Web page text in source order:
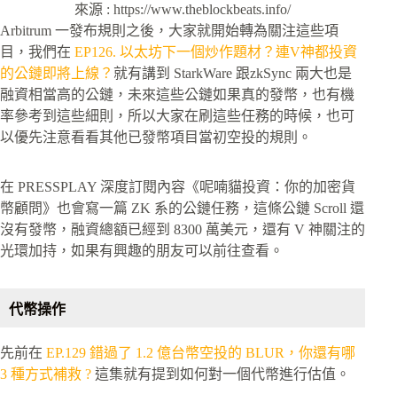
來源 : https://www.theblockbeats.info/
Arbitrum 一發布規則之後，大家就開始轉為關注這些項
目，我們在 EP126. 以太坊下一個炒作題材？連V神都投資
的公鏈即將上線？ 就有講到 StarkWare 跟zkSync 兩大也是
融資相當高的公鏈，未來這些公鏈如果真的發幣，也有機
率參考到這些細則，所以大家在刷這些任務的時候，也可
以優先注意看看其他已發幣項目當初空投的規則。
在 PRESSPLAY 深度訂閱內容《呢喃貓投資：你的加密貨
幣顧問》也會寫一篇 ZK 系的公鏈任務，這條公鏈 Scroll 還
沒有發幣，融資總額已經到 8300 萬美元，還有 V 神關注的
光環加持，如果有興趣的朋友可以前往查看。
代幣操作
先前在 EP.129 錯過了 1.2 億台幣空投的 BLUR，你還有哪
3 種方式補救 ? 這集就有提到如何對一個代幣進行估值。